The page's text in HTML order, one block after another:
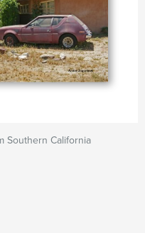
Southern California